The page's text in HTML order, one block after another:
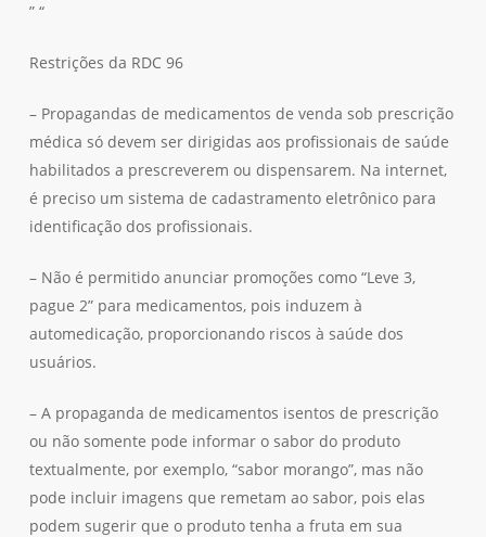
” “
Restrições da RDC 96
– Propagandas de medicamentos de venda sob prescrição
médica só devem ser dirigidas aos profissionais de saúde
habilitados a prescreverem ou dispensarem. Na internet,
é preciso um sistema de cadastramento eletrônico para
identificação dos profissionais.
– Não é permitido anunciar promoções como “Leve 3,
pague 2” para medicamentos, pois induzem à
automedicação, proporcionando riscos à saúde dos
usuários.
– A propaganda de medicamentos isentos de prescrição
ou não somente pode informar o sabor do produto
textualmente, por exemplo, “sabor morango”, mas não
pode incluir imagens que remetam ao sabor, pois elas
podem sugerir que o produto tenha a fruta em sua